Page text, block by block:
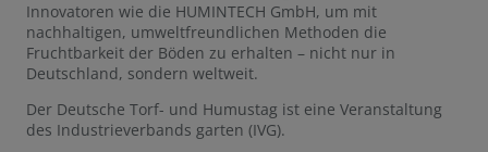
Innovatoren wie die HUMINTECH GmbH, um mit
nachhaltigen, umweltfreundlichen Methoden die
Fruchtbarkeit der Böden zu erhalten – nicht nur in
Deutschland, sondern weltweit.
Der Deutsche Torf- und Humustag ist eine Veranstaltung
des Industrieverbands garten (IVG).